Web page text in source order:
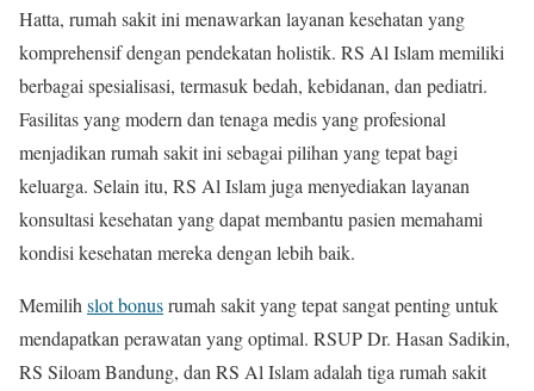
Hatta, rumah sakit ini menawarkan layanan kesehatan yang
komprehensif dengan pendekatan holistik. RS Al Islam memiliki
berbagai spesialisasi, termasuk bedah, kebidanan, dan pediatri.
Fasilitas yang modern dan tenaga medis yang profesional
menjadikan rumah sakit ini sebagai pilihan yang tepat bagi
keluarga. Selain itu, RS Al Islam juga menyediakan layanan
konsultasi kesehatan yang dapat membantu pasien memahami
kondisi kesehatan mereka dengan lebih baik.
Memilihslot bonusrumah sakit yang tepat sangat penting untuk
mendapatkan perawatan yang optimal. RSUP Dr. Hasan Sadikin,
RS Siloam Bandung, dan RS Al Islam adalah tiga rumah sakit